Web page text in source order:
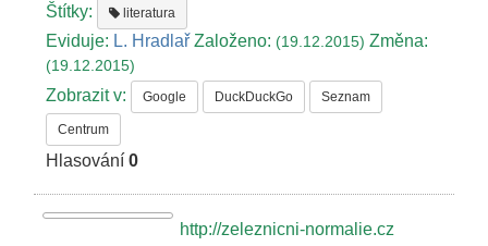
Štítky: literatura
Eviduje: L. Hradlař Založeno:(19.12.2015)Změna:
(19.12.2015)
Zobrazit v: Google DuckDuckGo Seznam
Centrum
Hlasování0
http://zeleznicni-normalie.cz